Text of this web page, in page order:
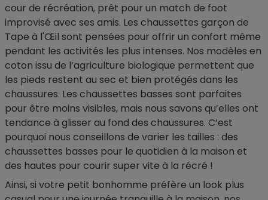
cour de récréation, prêt pour un match de foot
improvisé avec ses amis. Les chaussettes garçon de
Tape à l'Œil sont pensées pour offrir un confort même
pendant les activités les plus intenses. Nos modèles en
coton issu de l’agriculture biologique permettent que
les pieds restent au sec et bien protégés dans les
chaussures. Les chaussettes basses sont parfaites
pour être moins visibles, mais nous savons qu’elles ont
tendance à glisser au fond des chaussures. C’est
pourquoi nous conseillons de varier les tailles : des
chaussettes basses pour le quotidien à la maison et
des hautes pour courir super vite à la récré !
Ainsi, si votre petit bonhomme préfère un look plus